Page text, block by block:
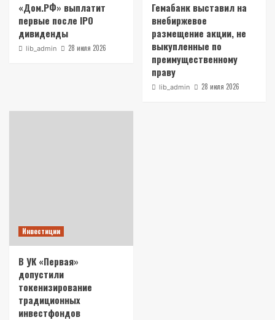
«Дом.РФ» выплатит
первые после IPO
дивиденды
lib_admin 28 июля 2026
Гемабанк выставил на
внебиржевое
размещение акции, не
выкупленные по
преимущественному
праву
lib_admin 28 июля 2026
Инвестиции
В УК «Первая»
допустили
токенизирование
традиционных
инвестфондов